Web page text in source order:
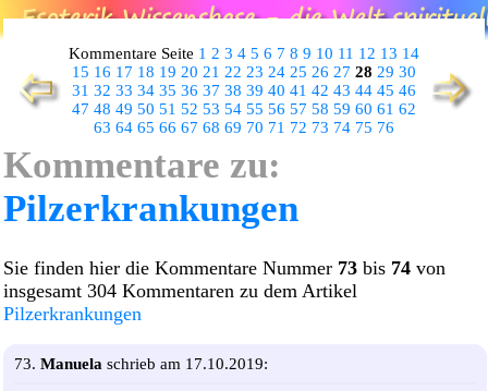
Kommentare Seite 1 2 3 4 5 6 7 8 9 10 11 12 13 14
15 16 17 18 19 20 21 22 23 24 25 26 27 28 29 30
31 32 33 34 35 36 37 38 39 40 41 42 43 44 45 46
47 48 49 50 51 52 53 54 55 56 57 58 59 60 61 62
63 64 65 66 67 68 69 70 71 72 73 74 75 76
Kommentare zu:
Pilzerkrankungen
Sie finden hier die Kommentare Nummer 73 bis 74 von
insgesamt 304 Kommentaren zu dem Artikel
Pilzerkrankungen
73. Manuela schrieb am 17.10.2019: